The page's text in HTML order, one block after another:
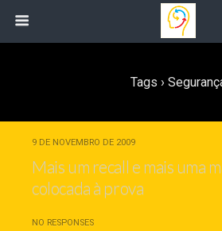
Tags ›
9 DE NOVEMBRO DE 2009
Mais um recall e mais uma
colocada à prova
NO RESPONSES